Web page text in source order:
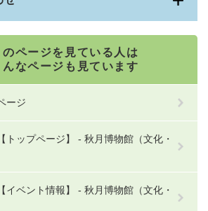
のページを見ている人は
んなページも見ています
ージ
トップページ】 - 秋月博物館（文化・
イベント情報】 - 秋月博物館（文化・